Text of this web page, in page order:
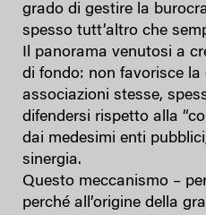
grado di gestire la
spesso tutt’altro che
Il panorama venutosi a
di fondo: non favorisce
associazioni stesse,
difendersi rispetto alla
dai medesimi enti
sinergia.
Questo meccanismo –
perché all’origine della